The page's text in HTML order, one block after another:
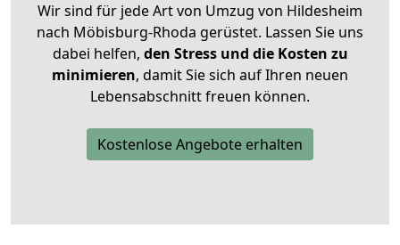
Wir sind für jede Art von Umzug von Hildesheim
nach Möbisburg-Rhoda gerüstet. Lassen Sie uns
dabei helfen, den Stress und die Kosten zu
minimieren, damit Sie sich auf Ihren neuen
Lebensabschnitt freuen können.
Kostenlose Angebote erhalten